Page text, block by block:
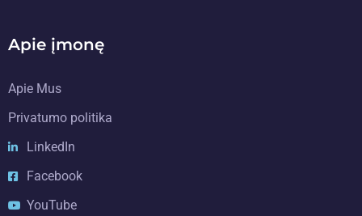
Apie įmonę
Apie Mus
Privatumo politika
LinkedIn
Facebook
YouTube